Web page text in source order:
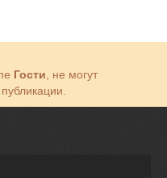
Гости , не могут